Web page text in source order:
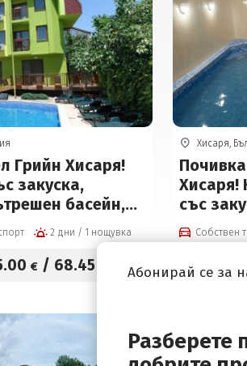
Грийн Хисаря!
закуска,
басейн,
баня
2 дни / 1 нощувка
.00 € / 68.45
Хисаря,
Хисаря!
със
вечеря
парна
(БХ
Собствен
-20%
Абонирай се за
Разберете